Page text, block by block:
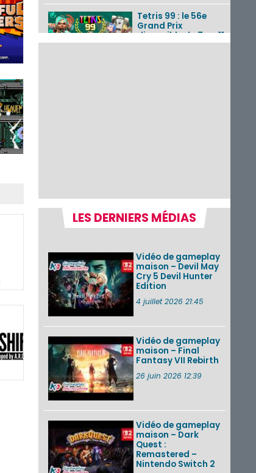
Tetris 99 : le 56e
Grand Prix
disponible du 7 au 11
août 2026 avec un
des séquences de
game...
Pokémon GO : les
Un Fire Emblem :
Fortune’s Weave
Direct d’environ 20
août 2026...
Les sorties eShop de
la semaine 31 de
2026 (Xenoblade
Chronicles 2 –
VOIR PLUS DE NEWS
LES DERNIERS MÉDIAS
Vidéo de gameplay
maison – Devil May
Cry 5 Devil Hunter
Edition
4 juillet 2026 21:45
Vidéo de gameplay
maison – Final
Fantasy VII Rebirth
26 juin 2026 12:39
Vidéo de gameplay
maison – Dark
Quest :
Remastered –
Nintendo Switch 2